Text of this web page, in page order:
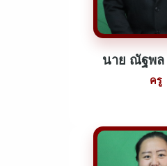
นาย ณัฐพ
ครู